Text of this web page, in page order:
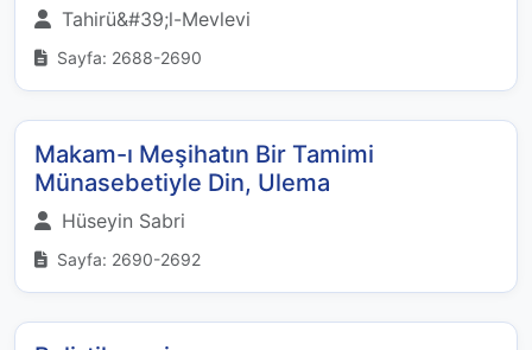
Tahirü&#39;l-Mevlevi
Sayfa: 2688-2690
Makam-ı Meşihatın Bir Tamimi
Münasebetiyle Din, Ulema
Hüseyin Sabri
Sayfa: 2690-2692